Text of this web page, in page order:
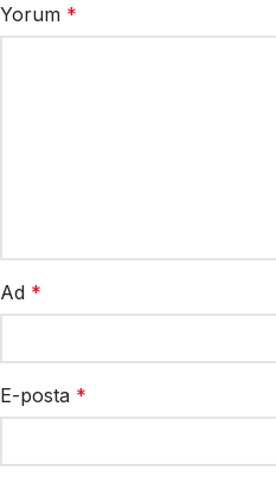
Yorum *
Ad *
E-posta *